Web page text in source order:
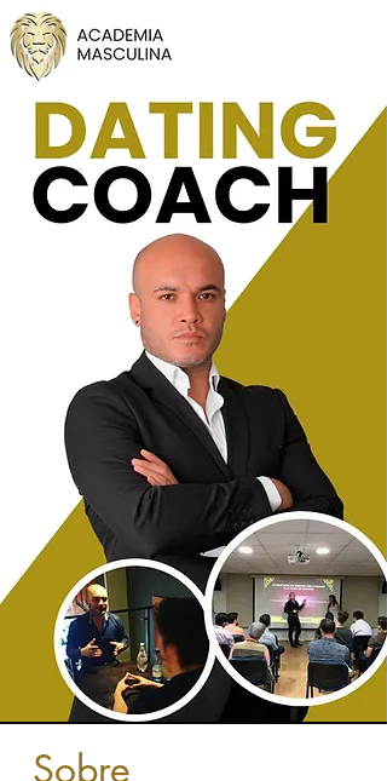
Sobre